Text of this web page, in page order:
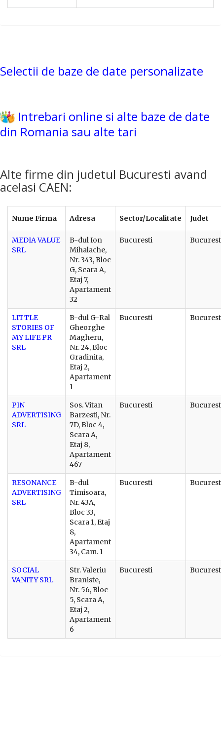
Selectii de baze de date personalizate
Intrebari online si alte baze de date
din Romania sau alte tari
Alte firme din judetul Bucuresti avand
acelasi CAEN:
Nume Firma Adresa Sector/Localitate Judet
MEDIA VALUE
SRL
B-dul Ion
Mihalache,
Nr. 343, Bloc
G, Scara A,
Etaj 7,
Apartament
32
Bucuresti
LITTLE
STORIES OF
MY LIFE PR
SRL
B-dul G-Ral
Gheorghe
Magheru,
Nr. 24, Bloc
Gradinita,
Etaj 2,
Apartament
1
Bucuresti
PIN
ADVERTISING
SRL
Sos. Vitan
Barzesti, Nr.
7D, Bloc 4,
Scara A,
Etaj 8,
Apartament
467
Bucuresti
RESONANCE
ADVERTISING
SRL
B-dul
Timisoara,
Nr. 43A,
Bloc 33,
Scara 1, Etaj
8,
Apartament
34, Cam. 1
Bucuresti
SOCIAL
VANITY SRL
Str. Valeriu
Braniste,
Nr. 56, Bloc
5, Scara A,
Etaj 2,
Apartament
6
Bucuresti